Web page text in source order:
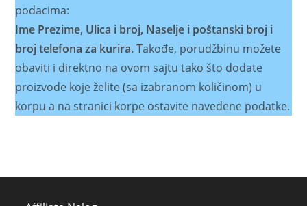
podacima:
Ime Prezime, Ulica i broj, Naselje i poštanski broj i
broj telefona za kurira.Takođe, porudžbinu možete
obaviti i direktno na ovom sajtu tako što dodate
proizvode koje želite (sa izabranom količinom) u
korpu a na stranici korpe ostavite navedene podatke.